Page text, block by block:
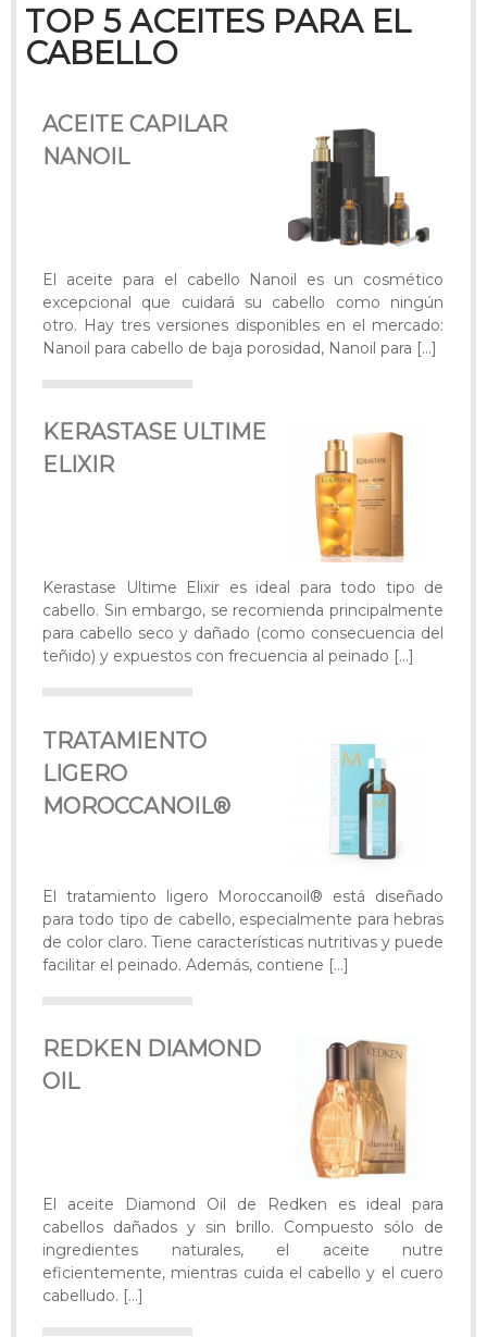
TOP 5 ACEITES PARA EL
CABELLO
ACEITE CAPILAR
NANOIL
El aceite para el cabello Nanoil es un cosmético
excepcional que cuidará su cabello como ningún
otro. Hay tres versiones disponibles en el mercado:
Nanoil para cabello de baja porosidad, Nanoil para […]
KERASTASE ULTIME
ELIXIR
Kerastase Ultime Elixir es ideal para todo tipo de
cabello. Sin embargo, se recomienda principalmente
para cabello seco y dañado (como consecuencia del
teñido) y expuestos con frecuencia al peinado […]
TRATAMIENTO
LIGERO
MOROCCANOIL®
El tratamiento ligero Moroccanoil® está diseñado
para todo tipo de cabello, especialmente para hebras
de color claro. Tiene características nutritivas y puede
facilitar el peinado. Además, contiene […]
REDKEN DIAMOND
OIL
El aceite Diamond Oil de Redken es ideal para
cabellos dañados y sin brillo. Compuesto sólo de
ingredientes naturales, el aceite nutre
eficientemente, mientras cuida el cabello y el cuero
cabelludo. […]